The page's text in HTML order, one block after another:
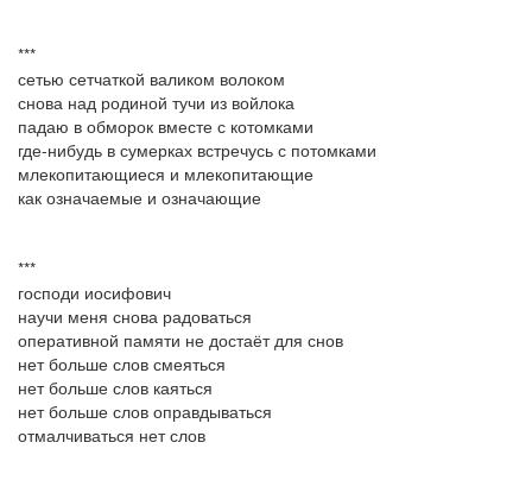
***
сетью сетчаткой валиком волоком
снова над родиной тучи из войлока
падаю в обморок вместе с котомками
где-нибудь в сумерках встречусь с потомками
млекопитающиеся и млекопитающие
как означаемые и означающие
***
господи иосифович
научи меня снова радоваться
оперативной памяти не достаёт для снов
нет больше слов смеяться
нет больше слов каяться
нет больше слов оправдываться
отмалчиваться нет слов